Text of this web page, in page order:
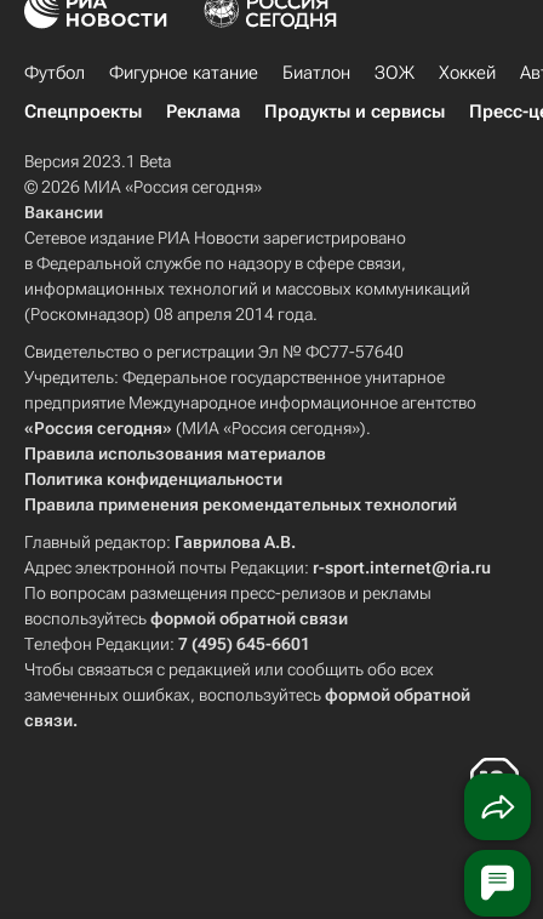
Футбол Фигурное катание Биатлон ЗОЖ Хоккей
Спецпроекты
Реклама Продукты и сервисы Пресс-
Версия 2023.1 Beta
© 2026 МИА «Россия сегодня»
Вакансии
Сетевое издание РИА Новости зарегистрировано
в Федеральной службе по надзору в сфере связи,
информационных технологий и массовых коммуникаций
(Роскомнадзор) 08 апреля 2014 года.
Свидетельство о регистрации Эл № ФС77-57640
Учредитель: Федеральное государственное унитарное
предприятие Международное информационное агентство
«Россия сегодня» (МИА «Россия сегодня»).
Правила использования материалов
Политика конфиденциальности
Правила применения рекомендательных технологий
Главный редактор: Гаврилова А.В.
Адрес электронной почты Редакции: r-sport.internet@ria.ru
По вопросам размещения пресс-релизов и рекламы
воспользуйтесьформой обратной связи
Телефон Редакции: 7 (495) 645-6601
Чтобы связаться с редакцией или сообщить обо всех
замеченных ошибках, воспользуйтесьформой обратной
связи.